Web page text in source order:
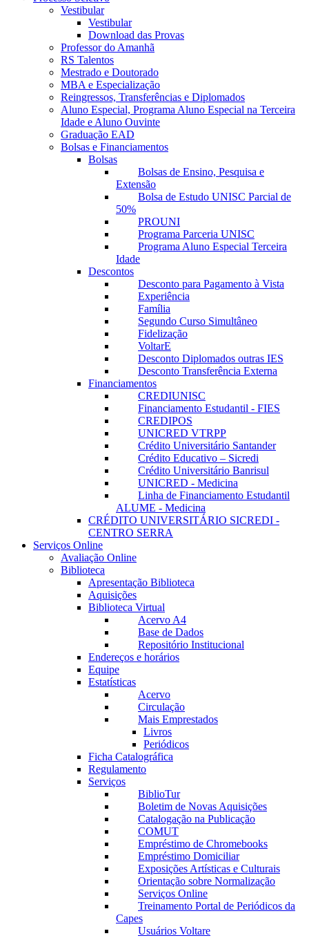
Vestibular
Vestibular
Download das Provas
Professor do Amanhã
RS Talentos
Mestrado e Doutorado
MBA e Especialização
Reingressos, Transferências e Diplomados
Aluno Especial, Programa Aluno Especial na Terceira
Idade e Aluno Ouvinte
Graduação EAD
Bolsas e Financiamentos
Bolsas
Bolsas de Ensino, Pesquisa e
Extensão
Bolsa de Estudo UNISC Parcial de
50%
PROUNI
Programa Parceria UNISC
Programa Aluno Especial Terceira
Idade
Descontos
Desconto para Pagamento à Vista
Experiência
Família
Segundo Curso Simultâneo
Fidelização
VoltarE
Desconto Diplomados outras IES
Desconto Transferência Externa
Financiamentos
CREDIUNISC
Financiamento Estudantil - FIES
CREDIPOS
UNICRED VTRPP
Crédito Universitário Santander
Crédito Educativo – Sicredi
Crédito Universitário Banrisul
UNICRED - Medicina
Linha de Financiamento Estudantil
ALUME - Medicina
CRÉDITO UNIVERSITÁRIO SICREDI -
CENTRO SERRA
Serviços Online
Avaliação Online
Biblioteca
Apresentação Biblioteca
Aquisições
Biblioteca Virtual
Acervo A4
Base de Dados
Repositório Institucional
Endereços e horários
Equipe
Estatísticas
Acervo
Circulação
Mais Emprestados
Livros
Periódicos
Ficha Catalográfica
Regulamento
Serviços
BiblioTur
Boletim de Novas Aquisições
Catalogação na Publicação
COMUT
Empréstimo de Chromebooks
Empréstimo Domiciliar
Exposições Artísticas e Culturais
Orientação sobre Normalização
Serviços Online
Treinamento Portal de Periódicos da
Capes
Usuários Voltare